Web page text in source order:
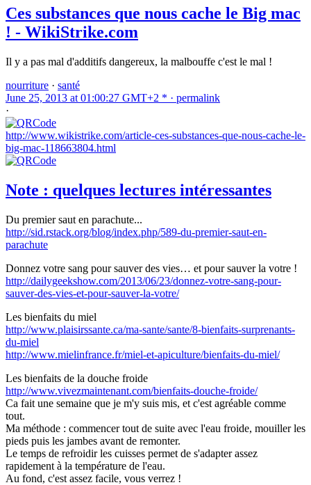
Ces substances que nous cache le Big mac
! - WikiStrike.com
Il y a pas mal d'additifs dangereux, la malbouffe c'est le mal !
nourriture · santé
June 25, 2013 at 01:00:27 GMT+2 * · permalink
·
http://www.wikistrike.com/article-ces-substances-que-nous-cache-le-
big-mac-118663804.html
Note : quelques lectures intéressantes
Du premier saut en parachute...
http://sid.rstack.org/blog/index.php/589-du-premier-saut-en-
parachute
Donnez votre sang pour sauver des vies… et pour sauver la votre !
http://dailygeekshow.com/2013/06/23/donnez-votre-sang-pour-
sauver-des-vies-et-pour-sauver-la-votre/
Les bienfaits du miel
http://www.plaisirssante.ca/ma-sante/sante/8-bienfaits-surprenants-
du-miel
http://www.mielinfrance.fr/miel-et-apiculture/bienfaits-du-miel/
Les bienfaits de la douche froide
http://www.vivezmaintenant.com/bienfaits-douche-froide/
Ca fait une semaine que je m'y suis mis, et c'est agréable comme
tout.
Ma méthode : commencer tout de suite avec l'eau froide, mouiller les
pieds puis les jambes avant de remonter.
Le temps de refroidir les cuisses permet de s'adapter assez
rapidement à la température de l'eau.
Au fond, c'est assez facile, vous verrez !